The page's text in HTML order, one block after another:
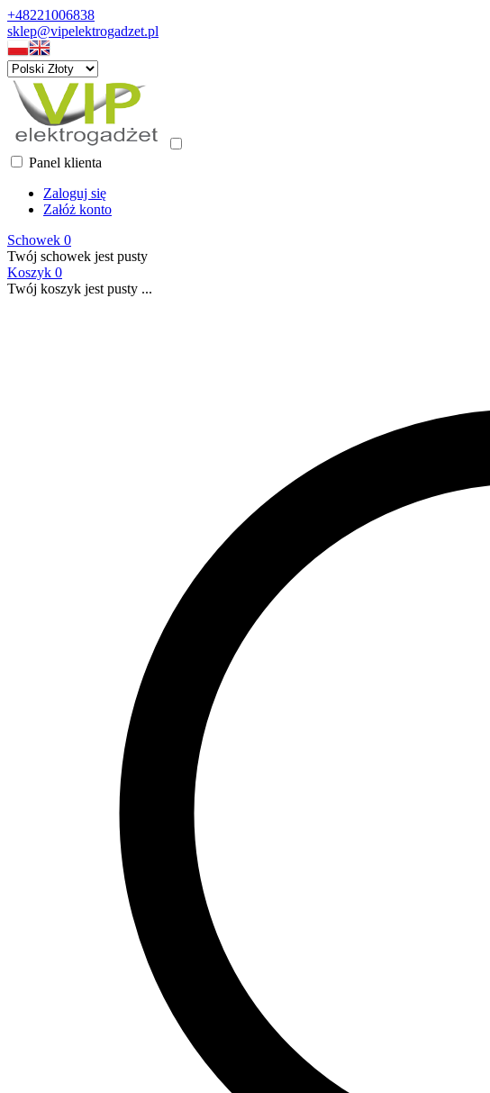
+48221006838
sklep@vipelektrogadzet.pl
Panel klienta
Zaloguj się
Załóż konto
Schowek 0
Twój schowek jest pusty
Koszyk 0
Twój koszyk jest pusty ...